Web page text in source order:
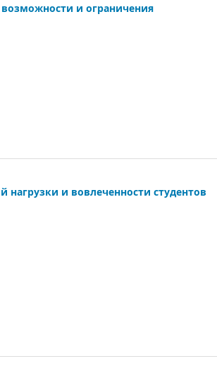
и ограничения
нагрузки и вовлеченности студентов